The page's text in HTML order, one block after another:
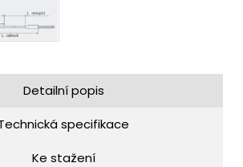
Detailní popis
specifikace
Ke stažení